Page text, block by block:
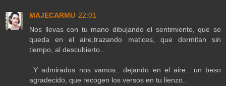
MAJECARMU 22:01
Nos llevas con tu mano dibujando el sentimiento, que se
queda en el aire,trazando matices, que dormitan sin
tiempo, al descubierto..
..Y admirados nos vamos.. dejando en el aire.. un beso
agradecido, que recogen los versos en tu lienzo..